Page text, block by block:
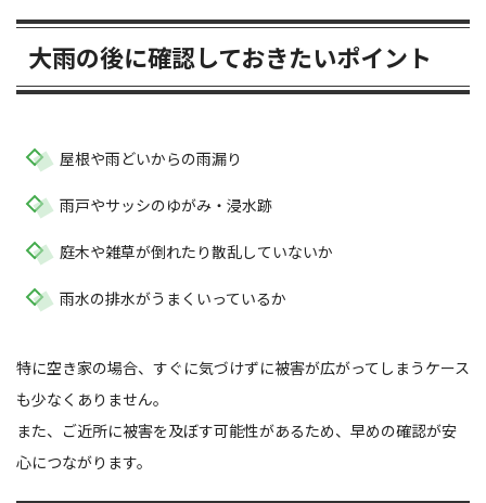
大雨の後に確認しておきたいポイント
屋根や雨どいからの雨漏り
雨戸やサッシのゆがみ・浸水跡
庭木や雑草が倒れたり散乱していないか
雨水の排水がうまくいっているか
特に空き家の場合、すぐに気づけずに被害が広がってしまうケース
も少なくありません。
また、ご近所に被害を及ぼす可能性があるため、早めの確認が安
心につながります。